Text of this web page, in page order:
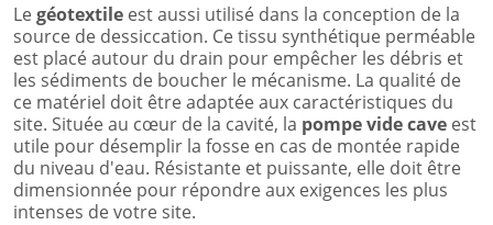
Legéotextile est aussi utilisé dans la conception de la
source de dessiccation. Ce tissu synthétique perméable
est placé autour du drain pour empêcher les débris et
les sédiments de boucher le mécanisme. La qualité de
ce matériel doit être adaptée aux caractéristiques du
site. Située au cœur de la cavité, la pompe vide cave est
utile pour désemplir la fosse en cas de montée rapide
du niveau d'eau. Résistante et puissante, elle doit être
dimensionnée pour répondre aux exigences les plus
intenses de votre site.